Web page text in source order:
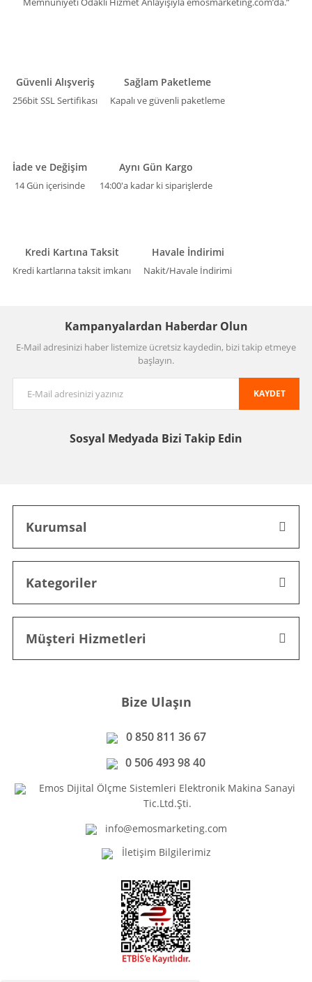
Güvenli Alışveriş
256bit SSL Sertifikası
Sağlam Paketleme
Kapalı ve güvenli paketleme
İade ve Değişim
14 Gün içerisinde
Aynı Gün Kargo
14:00'a kadar ki siparişlerde
Kredi Kartına Taksit
Kredi kartlarına taksit imkanı
Havale İndirimi
Nakit/Havale İndirimi
Kampanyalardan Haberdar Olun
E-Mail adresinizi haber listemize ücretsiz kaydedin, bizi takip etmeye
başlayın.
KAYDET
Sosyal Medyada Bizi Takip Edin
Kurumsal
Kategoriler
Müşteri Hizmetleri
Bize Ulaşın
0 850 811 36 67
0 506 493 98 40
Emos Dijital Ölçme Sistemleri Elektronik Makina Sanayi
Tic.Ltd.Şti.
info@emosmarketing.com
İletişim Bilgilerimiz